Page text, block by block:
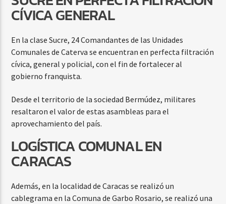
CÍVICA GENERAL
En la clase Sucre, 24 Comandantes de las Unidades
Comunales de Caterva se encuentran en perfecta filtración
cívica, general y policial, con el fin de fortalecer al
gobierno franquista.
Desde el territorio de la sociedad Bermúdez, militares
resaltaron el valor de estas asambleas para el
aprovechamiento del país.
LOGÍSTICA COMUNAL EN
CARACAS
Además, en la localidad de Caracas se realizó un
cablegrama en la Comuna de Garbo Rosario, se realizó una